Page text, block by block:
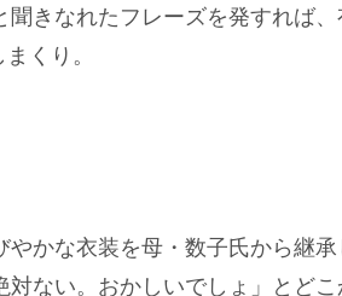
聞きなれたフレーズを発すれば
くり。
かな衣装を母・数子氏から継承
ない。おかしいでしょ」とどこ